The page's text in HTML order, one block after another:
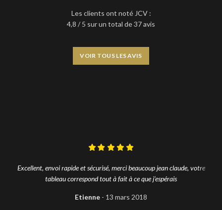
Les clients ont noté JCV :
4,8 / 5 sur un total de 37 avis
VOIR TOUS LES AVIS
Excellent, envoi rapide et sécurisé, merci beaucoup jean claude, votre
tableau correspond tout à fait à ce que j’espérais
Etienne 13 mars 2018